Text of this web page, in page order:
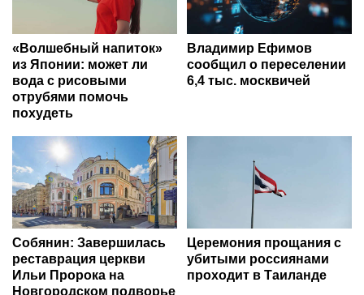
«Волшебный напиток»
из Японии: может ли
вода с рисовыми
отрубями помочь
похудеть
Владимир Ефимов
сообщил о переселении
6,4 тыс. москвичей
Собянин: Завершилась
реставрация церкви
Ильи Пророка на
Новгородском подворье
Церемония прощания с
убитыми россиянами
проходит в Таиланде